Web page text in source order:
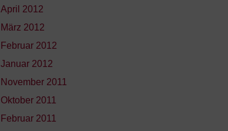
April 2012
März 2012
Februar 2012
Januar 2012
November 2011
Oktober 2011
Februar 2011